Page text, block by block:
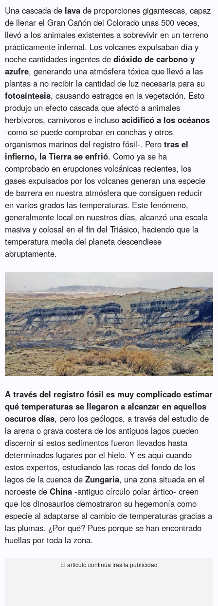
Una cascada de lava de proporciones gigantescas, capaz
de llenar el Gran Cañón del Colorado unas 500 veces,
llevó a los animales existentes a sobrevivir en un terreno
prácticamente infernal. Los volcanes expulsaban día y
noche cantidades ingentes dedióxido de carbono y
azufre, generando una atmósfera tóxica que llevó a las
plantas a no recibir la cantidad de luz necesaria para su
fotosíntesis, causando estragos en la vegetación. Esto
produjo un efecto cascada que afectó a animales
herbívoros, carnívoros e inclusoacidificó a los océanos
-como se puede comprobar en conchas y otros
organismos marinos del registro fósil-. Perotras el
infierno, la Tierra se enfrió. Como ya se ha
comprobado en erupciones volcánicas recientes, los
gases expulsados por los volcanes generan una especie
de barrera en nuestra atmósfera que consiguen reducir
en varios grados las temperaturas. Este fenómeno,
generalmente local en nuestros días, alcanzó una escala
masiva y colosal en el fin del Triásico, haciendo que la
temperatura media del planeta descendiese
abruptamente.
A través del registro fósil es muy complicado estimar
qué temperaturas se llegaron a alcanzar en aquellos
oscuros días, pero los geólogos, a través del estudio de
la arena o grava costera de los antiguos lagos pueden
discernir si estos sedimentos fueron llevados hasta
determinados lugares por el hielo. Y es aquí cuando
estos expertos, estudiando las rocas del fondo de los
lagos de la cuenca deZungaria, una zona situada en el
noroeste deChina -antiguo círculo polar ártico- creen
que los dinosaurios demostraron su hegemonía como
especie al adaptarse al cambio de temperaturas gracias a
las plumas. ¿Por qué? Pues porque se han encontrado
huellas por toda la zona.